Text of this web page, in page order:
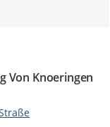
Von Knoeringen